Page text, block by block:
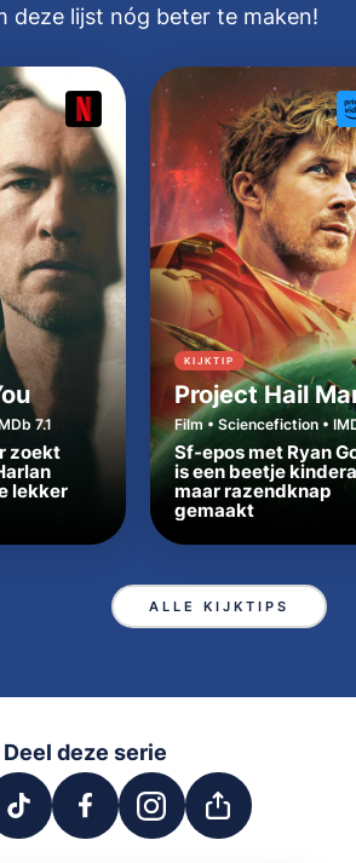
deze lijst nóg beter te maken!
7.1
zoekt
lekker
KIJKTIP
Project Hail
Film • Sciencefiction •
Sf-epos met Ryan
is een beetje
maar razendknap
gemaakt
ALLE KIJKTIPS
Deel deze serie